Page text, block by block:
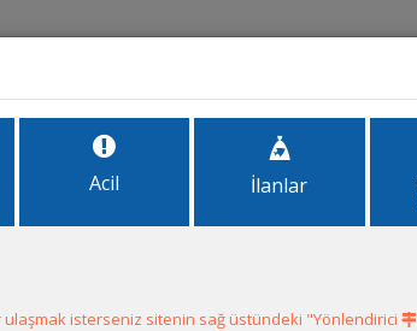
Acil İlanlar
isterseniz sitenin sağ üstündeki "Yönlendirici